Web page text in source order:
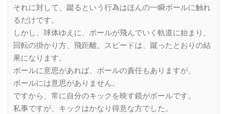
それに対して、蹴るという行為はほんの一瞬ボールに触れ
るだけです。
しかし、球体ゆえに、ボールが飛んでいく軌道に始まり、
回転の掛かり方、飛距離、スピードは、蹴ったとおりの結
果になります。
ボールに意思があれば、ボールの責任もありますが、
ボールには意思がありません。
ですから、常に自分のキックを映す鏡がボールです。
私事ですが、キックはかなり得意な方でした。